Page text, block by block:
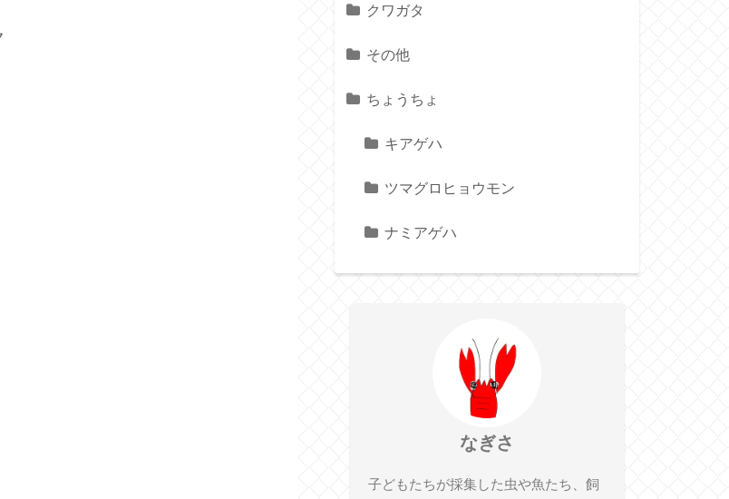
クワガタ
その他
ちょうちょ
キアゲハ
ツマグロヒョウモン
ナミアゲハ
なぎさ
子どもたちが採集した虫や魚たち、飼